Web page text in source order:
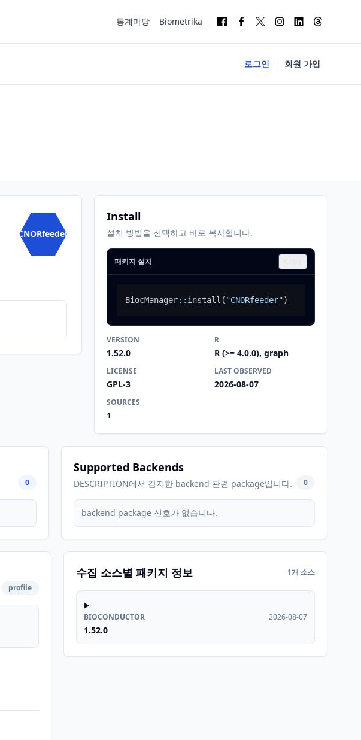
통계마당 Biometrika
로그인 회원 가입
CNORfeeder
Install
설치 방법을 선택하고 바로 복사합니다.
패키지 설치
BiocManager:: install ( "CNORfeeder")
VERSION
1.52.0
R
R (>= 4.0.0), graph
LICENSE
GPL-3
LAST OBSERVED
2026-08-07
SOURCES
1
0
Supported Backends
DESCRIPTION에서 감지한 backend 관련 package입니다. 0
backend package 신호가 없습니다.
profile
수집 소스별 패키지 정보 1개 소스
BIOCONDUCTOR
1.52.0
2026-08-07